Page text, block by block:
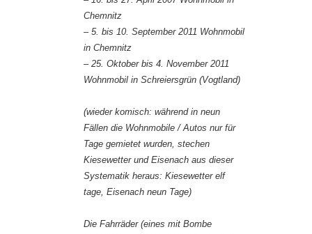
Chemnitz
– 5. bis 10. September 2011 Wohnmobil
in Chemnitz
– 25. Oktober bis 4. November 2011
Wohnmobil in Schreiersgrün (Vogtland)
(wieder komisch: während in neun
Fällen die Wohnmobile / Autos nur für
Tage gemietet wurden, stechen
Kiesewetter und Eisenach aus dieser
Systematik heraus: Kiesewetter elf
tage, Eisenach neun Tage)
Die Fahrräder (eines mit Bombe